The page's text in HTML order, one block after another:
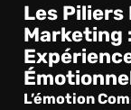
Les Piliers
Marketing
L’émotion